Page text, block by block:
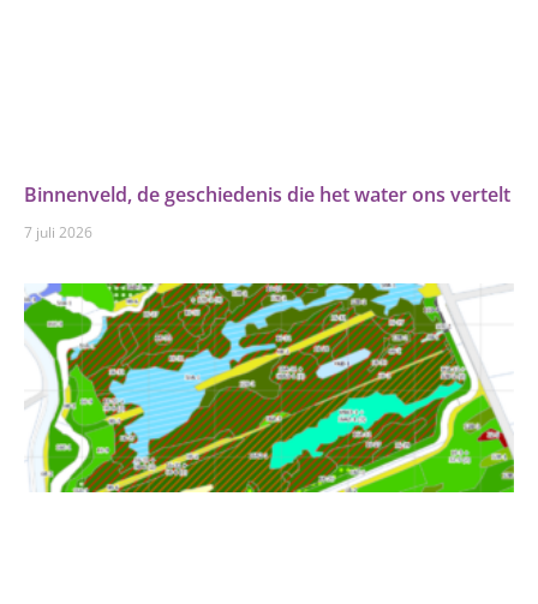
Binnenveld, de geschiedenis die het water ons vertelt
7 juli 2026